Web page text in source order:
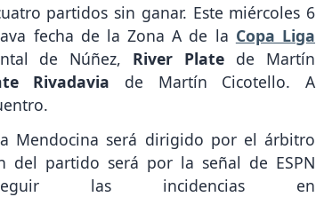
partidos sin ganar. Este miércoles 6
fecha de la Zona A de la Copa Liga
de Núñez, River Plate de Martín
Rivadavia de Martín Cicotello. A
Mendocina será dirigido por el árbitro
del partido será por la señal de ESPN
las incidencias en